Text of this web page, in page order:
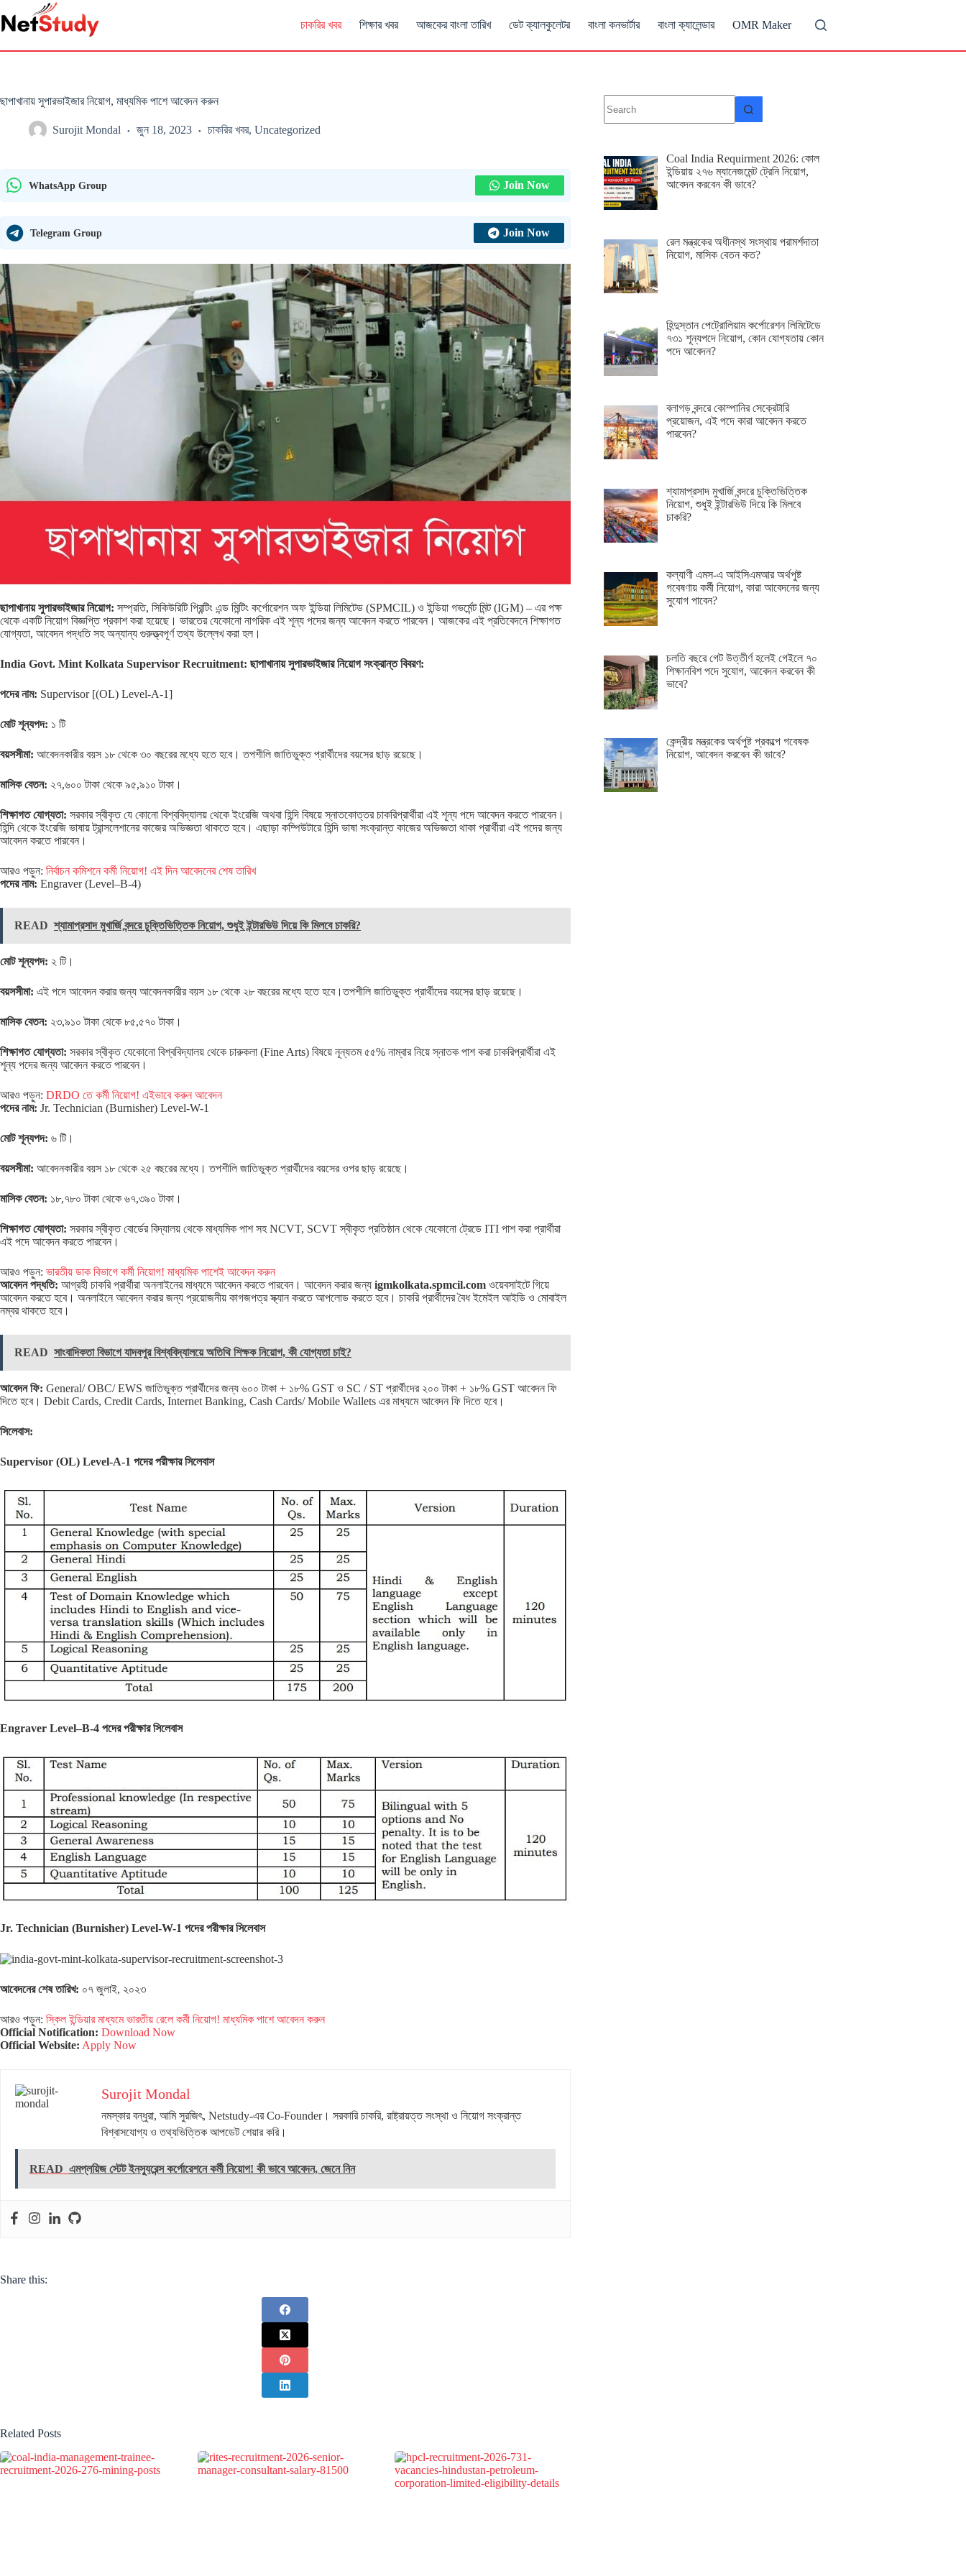
to
content
চাকরির খবর শিক্ষার খবর আজকের বাংলা তারিখ ডেট ক্যালকুলেটর বাংলা কনভার্টার বাংলা ক্যালেন্ডার OMR Maker
ছাপাখানায় সুপারভাইজার নিয়োগ, মাধ্যমিক পাশে আবেদন করুন
Surojit Mondal জুন 18, 2023 চাকরির খবর, Uncategorized
WhatsApp Group Join Now
Telegram Group Join Now
ছাপাখানায় সুপারভাইজার নিয়োগ: সম্প্রতি, সিকিউরিটি প্রিন্টিং এন্ড মিন্টিং কর্পোরেশন অফ ইন্ডিয়া লিমিটেড (SPMCIL) ও ইন্ডিয়া গভর্মেন্ট মিন্ট (IGM) – এর পক্ষ
থেকে একটি নিয়োগ বিজ্ঞপ্তি প্রকাশ করা হয়েছে। ভারতের যেকোনো নাগরিক এই শূন্য পদের জন্য আবেদন করতে পারবেন। আজকের এই প্রতিবেদনে শিক্ষাগত
যোগ্যতা, আবেদন পদ্ধতি সহ অন্যান্য গুরুত্ত্বপূর্ণ তথ্য উল্লেখ করা হল।
India Govt. Mint Kolkata Supervisor Recruitment: ছাপাখানায় সুপারভাইজার নিয়োগ সংক্রান্ত বিবরণ:
পদের নাম: Supervisor [(OL) Level-A-1]
মোট শূন্যপদ: ১ টি
বয়সসীমা: আবেদনকারীর বয়স ১৮ থেকে ৩০ বছরের মধ্যে হতে হবে। তপশীলি জাতিভুক্ত প্রার্থীদের বয়সের ছাড় রয়েছে।
মাসিক বেতন: ২৭,৬০০ টাকা থেকে ৯৫,৯১০ টাকা।
শিক্ষাগত যোগ্যতা: সরকার স্বীকৃত যে কোনো বিশ্ববিদ্যালয় থেকে ইংরেজি অথবা হিন্দি বিষয়ে স্নাতকোত্তর চাকরিপ্রার্থীরা এই শূন্য পদে আবেদন করতে পারবেন।
হিন্দি থেকে ইংরেজি ভাষায় ট্রান্সলেশানের কাজের অভিজ্ঞতা থাকতে হবে। এছাড়া কম্পিউটারে হিন্দি ভাষা সংক্রান্ত কাজের অভিজ্ঞতা থাকা প্রার্থীরা এই পদের জন্য
আবেদন করতে পারবেন।
আরও পড়ুন: নির্বাচন কমিশনে কর্মী নিয়োগ! এই দিন আবেদনের শেষ তারিখ
পদের নাম: Engraver (Level–B-4)
READ শ্যামাপ্রসাদ মুখার্জি বন্দরে চুক্তিভিত্তিক নিয়োগ, শুধুই ইন্টারভিউ দিয়ে কি মিলবে চাকরি?
মোট শূন্যপদ: ২ টি।
বয়সসীমা: এই পদে আবেদন করার জন্য আবেদনকারীর বয়স ১৮ থেকে ২৮ বছরের মধ্যে হতে হবে।তপশীলি জাতিভুক্ত প্রার্থীদের বয়সের ছাড় রয়েছে।
মাসিক বেতন: ২৩,৯১০ টাকা থেকে ৮৫,৫৭০ টাকা।
শিক্ষাগত যোগ্যতা: সরকার স্বীকৃত যেকোনো বিশ্ববিদ্যালয় থেকে চারুকলা (Fine Arts) বিষয়ে নূন্যতম ৫৫% নাম্বার নিয়ে স্নাতক পাশ করা চাকরিপ্রার্থীরা এই
শূন্য পদের জন্য আবেদন করতে পারবেন।
আরও পড়ুন: DRDO তে কর্মী নিয়োগ! এইভাবে করুন আবেদন
পদের নাম: Jr. Technician (Burnisher) Level-W-1
মোট শূন্যপদ: ৬ টি।
বয়সসীমা: আবেদনকারীর বয়স ১৮ থেকে ২৫ বছরের মধ্যে। তপশীলি জাতিভুক্ত প্রার্থীদের বয়সের ওপর ছাড় রয়েছে।
মাসিক বেতন: ১৮,৭৮০ টাকা থেকে ৬৭,৩৯০ টাকা।
শিক্ষাগত যোগ্যতা: সরকার স্বীকৃত বোর্ডের বিদ্যালয় থেকে মাধ্যমিক পাশ সহ NCVT, SCVT স্বীকৃত প্রতিষ্ঠান থেকে যেকোনো ট্রেডে ITI পাশ করা প্রার্থীরা
এই পদে আবেদন করতে পারবেন।
আরও পড়ুন: ভারতীয় ডাক বিভাগে কর্মী নিয়োগ! মাধ্যমিক পাশেই আবেদন করুন
আবেদন পদ্ধতি: আগ্রহী চাকরি প্রার্থীরা অনলাইনের মাধ্যমে আবেদন করতে পারবেন। আবেদন করার জন্য igmkolkata.spmcil.com ওয়েবসাইটে গিয়ে
আবেদন করতে হবে। অনলাইনে আবেদন করার জন্য প্রয়োজনীয় কাগজপত্র স্ক্যান করতে আপলোড করতে হবে। চাকরি প্রার্থীদের বৈধ ইমেইল আইডি ও মোবাইল
নম্বর থাকতে হবে।
READ সাংবাদিকতা বিভাগে যাদবপুর বিশ্ববিদ্যালয়ে অতিথি শিক্ষক নিয়োগ, কী যোগ্যতা চাই?
আবেদন ফি: General/ OBC/ EWS জাতিভুক্ত প্রার্থীদের জন্য ৬০০ টাকা + ১৮% GST ও SC / ST প্রার্থীদের ২০০ টাকা + ১৮% GST আবেদন ফি
দিতে হবে। Debit Cards, Credit Cards, Internet Banking, Cash Cards/ Mobile Wallets এর মাধ্যমে আবেদন ফি দিতে হবে।
সিলেবাস:
Supervisor (OL) Level-A-1 পদের পরীক্ষার সিলেবাস
Engraver Level–B-4 পদের পরীক্ষার সিলেবাস
Jr. Technician (Burnisher) Level-W-1 পদের পরীক্ষার সিলেবাস
আবেদনের শেষ তারিখ: ০৭ জুলাই, ২০২৩
আরও পড়ুন: স্কিল ইন্ডিয়ার মাধ্যমে ভারতীয় রেলে কর্মী নিয়োগ! মাধ্যমিক পাশে আবেদন করুন
Official Notification: Download Now
Official Website: Apply Now
Surojit Mondal
নমস্কার বন্ধুরা, আমি সুরজিৎ, Netstudy-এর Co-Founder। সরকারি চাকরি, রাষ্ট্রায়ত্ত সংস্থা ও নিয়োগ সংক্রান্ত
বিশ্বাসযোগ্য ও তথ্যভিত্তিক আপডেট শেয়ার করি।
READ এমপ্লয়িজ স্টেট ইনস্যুরেন্স কর্পোরেশনে কর্মী নিয়োগ! কী ভাবে আবেদন, জেনে নিন
Share this:
Related Posts
Coal India Requirment 2026: কোল
ইন্ডিয়ায় ২৭৬ ম্যানেজমেন্ট ট্রেনি নিয়োগ,
আবেদন করবেন কী ভাবে?
রেল মন্ত্রকের অধীনস্থ সংস্থায় পরামর্শদাতা
নিয়োগ, মাসিক বেতন কত?
হিন্দুস্তান পেট্রোলিয়াম কর্পোরেশন লিমিটেডে
৭৩১ শূন্যপদে নিয়োগ, কোন যোগ্যতায় কোন
পদে আবেদন?
বলাগড় বন্দরে কোম্পানির সেক্রেটারি
প্রয়োজন, এই পদে কারা আবেদন করতে
পারবেন?
শ্যামাপ্রসাদ মুখার্জি বন্দরে চুক্তিভিত্তিক
নিয়োগ, শুধুই ইন্টারভিউ দিয়ে কি মিলবে
চাকরি?
কল্যাণী এমস-এ আইসিএমআর অর্থপুষ্ট
গবেষণায় কর্মী নিয়োগ, কারা আবেদনের জন্য
সুযোগ পাবেন?
চলতি বছরে গেট উত্তীর্ণ হলেই গেইলে ৭০
শিক্ষানবিশ পদে সুযোগ, আবেদন করবেন কী
ভাবে?
কেন্দ্রীয় মন্ত্রকের অর্থপুষ্ট প্রকল্পে গবেষক
নিয়োগ, আবেদন করবেন কী ভাবে?